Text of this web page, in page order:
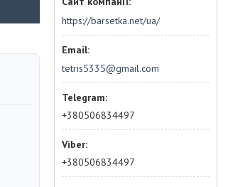
https://barsetka.net/ua/
tetris5335@gmail.com
+380506834497
+380506834497